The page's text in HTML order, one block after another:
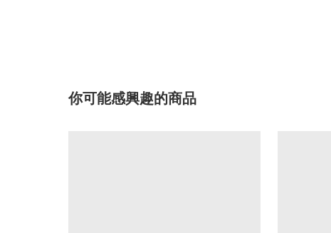
你可能感興趣的商品